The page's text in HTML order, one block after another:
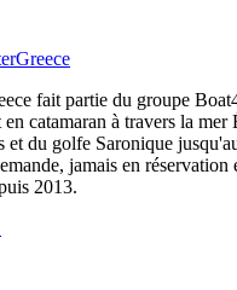
Greece
fait partie du groupe
catamaran à travers la mer
et du golfe Saronique
jamais en réservation
2013.